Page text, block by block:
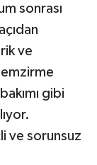
sonrası
ve
emzirme
gibi
ve sorunsuz